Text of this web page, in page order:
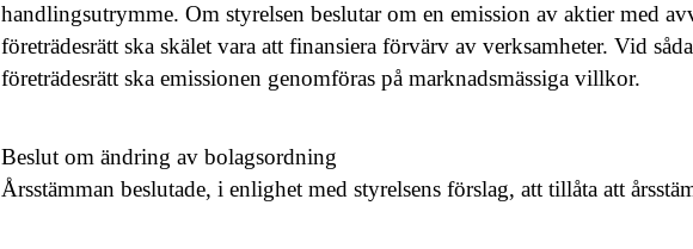
handlingsutrymme. Om styrelsen beslutar om en emission av aktier med
företrädesrätt ska skälet vara att finansiera förvärv av verksamheter. Vid
företrädesrätt ska emissionen genomföras på marknadsmässiga villkor.
Beslut om ändring av bolagsordning
Årsstämman beslutade, i enlighet med styrelsens förslag, att tillåta att